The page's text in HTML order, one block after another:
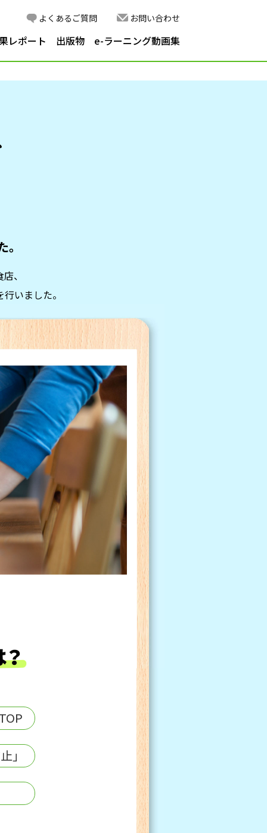
レポート 出版物 e-ラーニング動画集
よくあるご質問 お問い合わせ
、
いました。
」